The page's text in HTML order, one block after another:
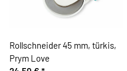
Rollschneider 45 mm, türkis,
Prym Love